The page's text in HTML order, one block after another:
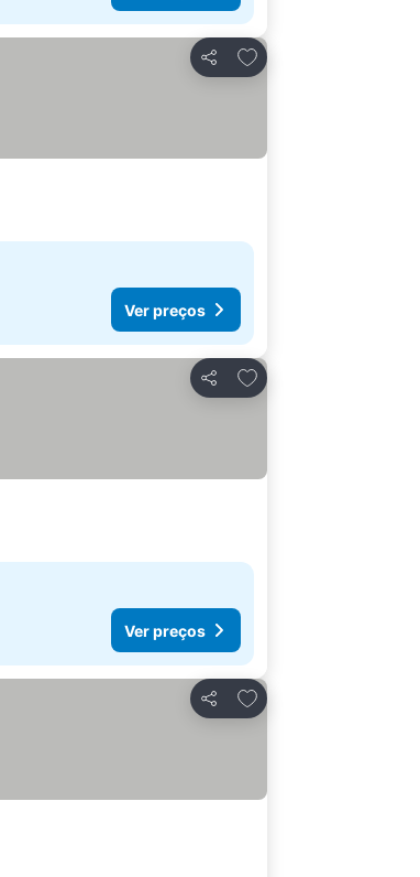
Partilhar
Adicionar aos favoritos
Ver preços
Partilhar
Adicionar aos favoritos
Ver preços
Partilhar
Adicionar aos favoritos